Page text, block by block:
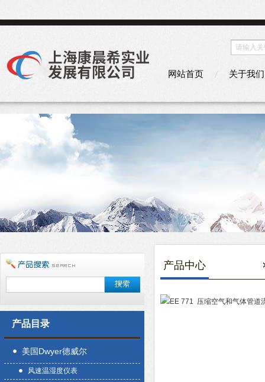
网站首页 关于我们
产品目录
美国Dwyer德威尔
风速温湿度仪表
产品中心